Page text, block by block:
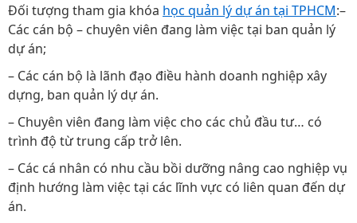
Đối tượng tham gia khóa học quản lý dự án tại TPHCM:–
Các cán bộ – chuyên viên đang làm việc tại ban quản lý
dự án;
– Các cán bộ là lãnh đạo điều hành doanh nghiệp xây
dựng, ban quản lý dự án.
– Chuyên viên đang làm việc cho các chủ đầu tư… có
trình độ từ trung cấp trở lên.
– Các cá nhân có nhu cầu bồi dưỡng nâng cao nghiệp vụ
định hướng làm việc tại các lĩnh vực có liên quan đến dự
án.